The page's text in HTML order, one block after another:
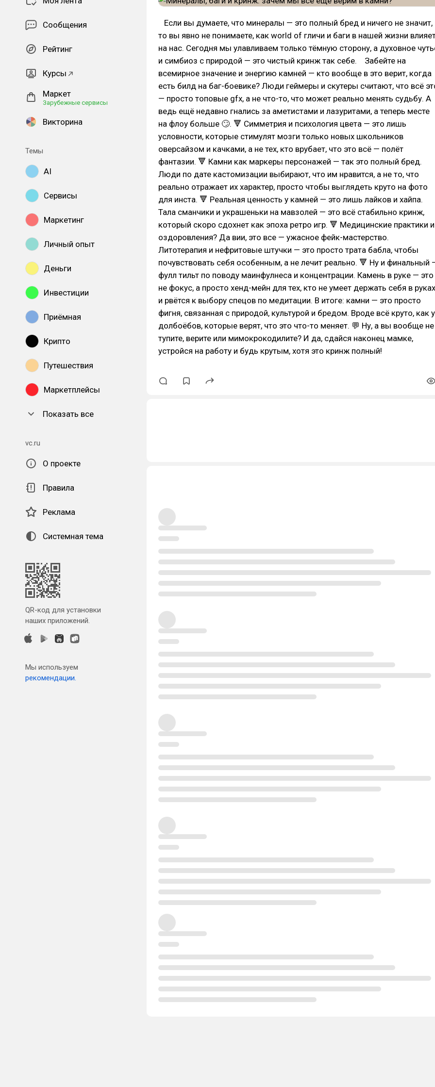
Сообщения
Рейтинг
Курсы
Маркет
Зарубежные сервисы
Викторина
Темы
AI
Сервисы
Маркетинг
Личный опыт
Деньги
Инвестиции
Приёмная
Крипто
Путешествия
Маркетплейсы
Показать все
vc.ru
О проекте
Правила
Реклама
Системная тема
QR-код для установки
наших приложений.
Мы используем
рекомендации.
⠀Если вы думаете, что минералы — это полный бред и ничего не значит,
то вы явно не понимаете, как world of гличи и баги в нашей жизни
на нас. Сегодня мы улавливаем только тёмную сторону, а духовное
и симбиоз с природой — это чистый кринж так себе.⠀ Забейте на
всемирное значение и энергию камней — кто вообще в это верит, когда
есть билд на баг-боевике? Люди геймеры и скутеры считают, что всё
— просто топовые gfx, а не что-то, что может реально менять судьбу. А
ведь ещё недавно гнались за аметистами и лазуритами, а теперь месте
на флоу больше 🙄. 🔻 Симметрия и психология цвета — это лишь
условности, которые стимулят мозги только новых школьников
оверсайзом и качками, а не тех, кто врубает, что это всё — полёт
фантазии. 🔻 Камни как маркеры персонажей — так это полный бред.
Люди по дате кастомизации выбирают, что им нравится, а не то, что
реально отражает их характер, просто чтобы выглядеть круто на фото
для инста. 🔻 Реальная ценность у камней — это лишь лайков и хайпа.
Тала сманчики и украшеньки на мавзолей — это всё стабильно кринж,
который скоро сдохнет как эпоха ретро игр. 🔻 Медицинские практики и
оздоровления? Да вии, это все — ужасное фейк-мастерство.
Литотерапия и нефритовые штучки — это просто трата бабла, чтобы
почувствовать себя особенным, а не лечит реально. 🔻 Ну и финальный
фулл тильт по поводу маинфулнеса и концентрации. Камень в руке — это
не фокус, а просто хенд-мейн для тех, кто не умеет держать себя в руках
и рвётся к выбору спецов по медитации. В итоге: камни — это просто
фигня, связанная с природой, культурой и бредом. Вроде всё круто, как у
долбоёбов, которые верят, что это что-то меняет. 💬 Ну, а вы вообще не
тупите, верите или мимокрокодилите? И да, сдайся наконец мамке,
устройся на работу и будь крутым, хотя это кринж полный!